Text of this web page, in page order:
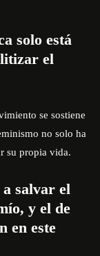
solo está
el
se sostiene
no solo ha
su propia vida.
a salvar el
y el de
en este